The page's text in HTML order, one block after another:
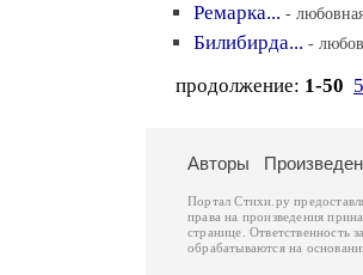
Ремарка... -
Билибирда... -
продолжение: 1-50
Авторы
Портал Стихи.ру
права на произведения
странице. Ответственность
обрабатываются на